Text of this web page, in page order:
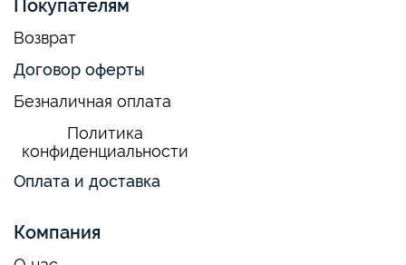
Покупателям
Возврат
Договор оферты
Безналичная оплата
Политика
конфиденциальности
Оплата и доставка
Компания